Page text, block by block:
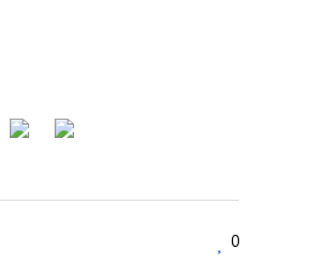
0